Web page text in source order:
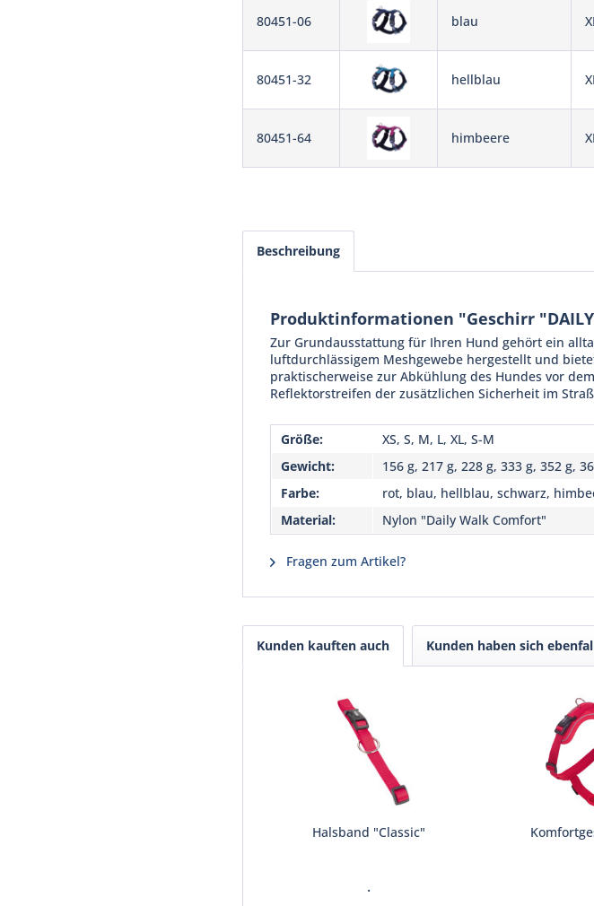
80451-06 blau
80451-32 hellblau
80451-64 himbeere
Beschreibung
Produktinformationen "Geschirr "DAILY
Zur Grundausstattung für Ihren Hund gehört ein
luftdurchlässigem Meshgewebe hergestellt und
praktischerweise zur Abkühlung des Hundes vor
Reflektorstreifen der zusätzlichen Sicherheit im
Größe:
XS, S, M, L, XL, S-M
Gewicht:
156 g, 217 g, 228 g, 333 g, 352 g,
Farbe:
rot, blau, hellblau, schwarz,
Material:
Nylon "Daily Walk Comfort"
Fragen zum Artikel?
Kunden kauften auch Kunden haben sich
Halsband "Classic"
.